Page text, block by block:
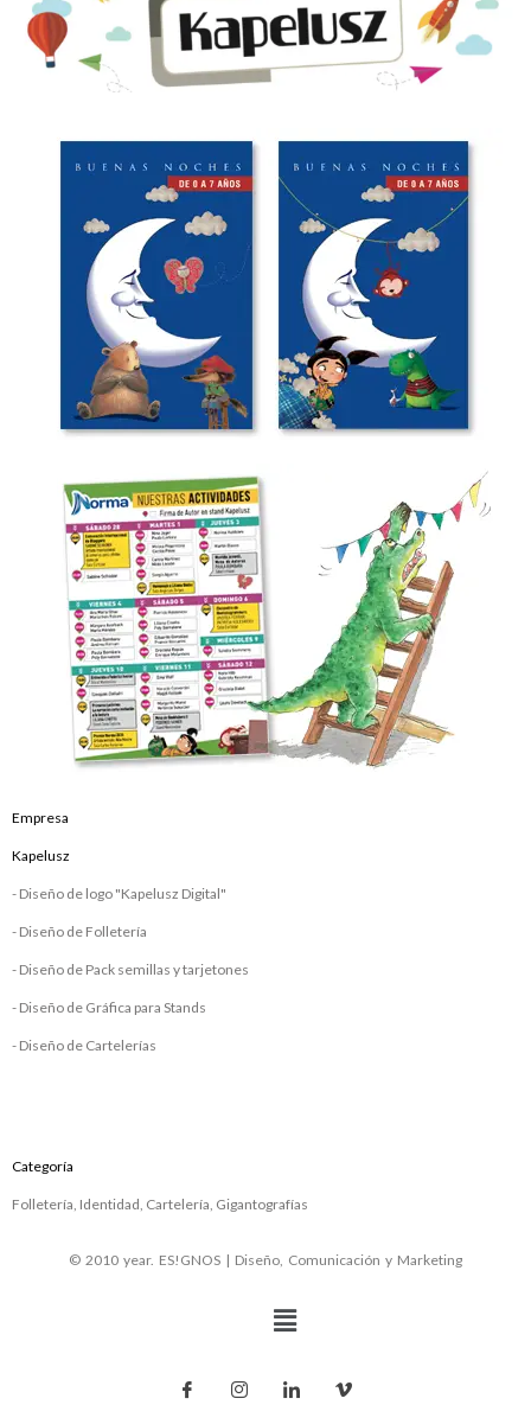
Empresa
Kapelusz
- Diseño de logo "Kapelusz Digital"
- Diseño de Folletería
- Diseño de Pack semillas y tarjetones
- Diseño de Gráfica para Stands
- Diseño de Cartelerías
Categoría
Folletería, Identidad, Cartelería, Gigantografías
© 2010 year. ES!GNOS | Diseño, Comunicación y Marketing